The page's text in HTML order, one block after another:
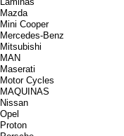
Mazda
Mini Cooper
Mercedes-Benz
Mitsubishi
MAN
Maserati
Motor Cycles
MAQUINAS
Nissan
Opel
Proton